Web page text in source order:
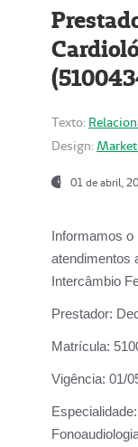
Texto:
Design:
01 de abril,
Informamos
atendimentos
Intercâmbio
Prestador:
Matrícula:
Vigência: 01/
Especialidade: